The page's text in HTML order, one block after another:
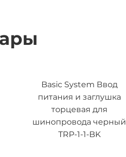
Basic System Ввод
питания и заглушка
торцевая для
шинопровода черный
TRP-1-1-BK